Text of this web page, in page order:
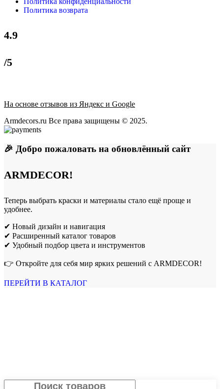
Политика возврата
4.9
/5
На основе отзывов из Яндекс и Google
Armdecors.ru Все права защищены © 2025. ​
🎉 Добро пожаловать на обновлённый сайт
ARMDECOR!
Теперь выбрать краски и материалы стало ещё проще и
удобнее.
✔ Новый дизайн и навигация
✔ Расширенный каталог товаров
✔ Удобный подбор цвета и инструментов
👉 Откройте для себя мир ярких решений с ARMDECOR!
ПЕРЕЙТИ В КАТАЛОГ
Поиск